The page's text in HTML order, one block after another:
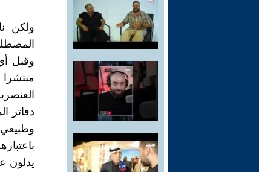
ولكن
وقبل
دفاتر
يدلون